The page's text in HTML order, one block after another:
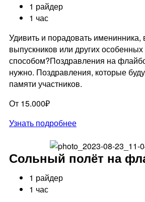
1 райдер
1 час
Удивить и порадовать
выпускников или других
способом?Поздравления на
нужно. Поздравления, которые
памяти участников.
От 15.000₽
Узнать подробнее
Сольный полёт на
1 райдер
1 час